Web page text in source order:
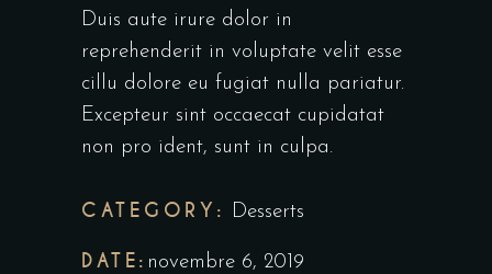
Duis aute irure dolor in
reprehenderit in voluptate velit esse
cillu dolore eu fugiat nulla pariatur.
Excepteur sint occaecat cupidatat
non pro ident, sunt in culpa.
CATEGORY: Desserts
DATE: novembre 6, 2019